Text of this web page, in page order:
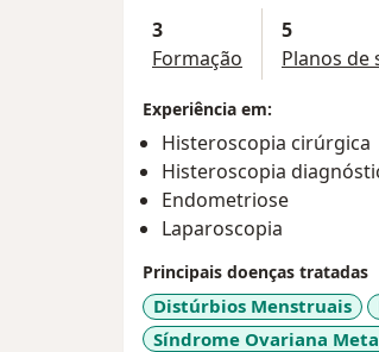
3
Formação
5
Planos de
Experiência em:
Histeroscopia cirúrgica
Histeroscopia
Endometriose
Laparoscopia
Principais doenças tratadas
Distúrbios Menstruais
Síndrome Ovariana